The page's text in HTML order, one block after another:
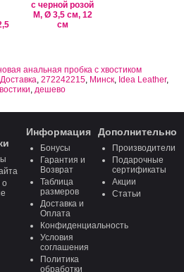
с черной розой
M, Ø 3,5 см, 12
см
анальная пробка с хвостиком
Доставка, 272242215, Минск, Idea Leather,
, дешево
о
Информация
Бонусы
Гарантия и
Возврат
Таблица
размеров
Доставка и
Оплата
Конфиденциальность
Условия
соглашения
Политика
обработки
Дополнительно
Производители
Подарочные
сертификаты
Акции
Статьи